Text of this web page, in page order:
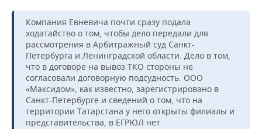
Компания Евневича почти сразу подала
ходатайство о том, чтобы дело передали для
рассмотрения в Арбитражный суд Санкт-
Петербурга и Ленинградской области. Дело в том,
что в договоре на вывоз ТКО стороны не
согласовали договорную подсудность. ООО
«Максидом», как известно, зарегистрировано в
Санкт-Петербурге и сведений о том, что на
территории Татарстана у него открыты филиалы и
представительства, в ЕГРЮЛ нет.